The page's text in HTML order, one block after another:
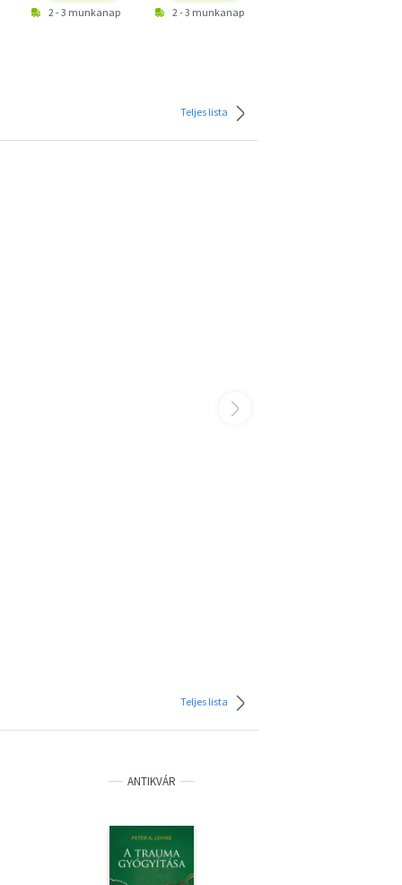
2 - 3 munkanap 2 - 3 munkanap
Teljes lista
Teljes lista
ANTIKVÁR